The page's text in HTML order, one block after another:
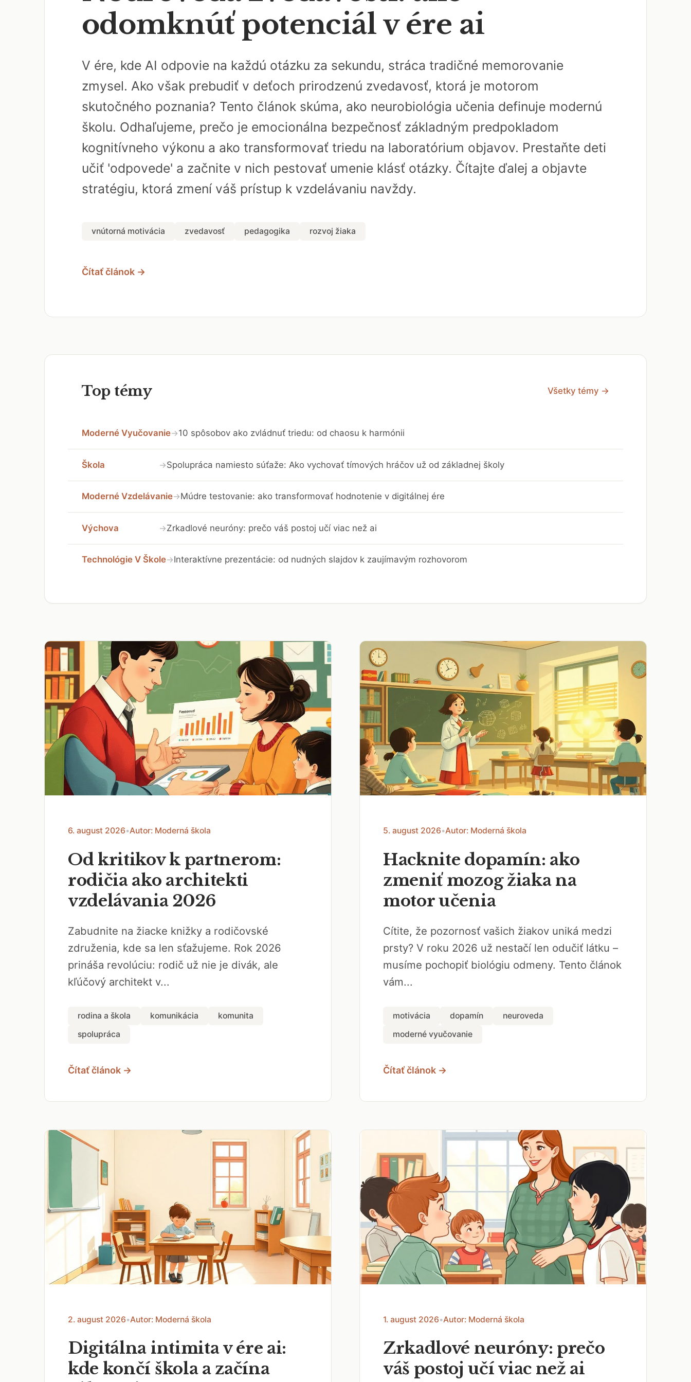
odomknúť potenciál v ére ai
V ére, kde AI odpovie na každú otázku za sekundu, stráca tradičné memorovanie
zmysel. Ako však prebudiť v deťoch prirodzenú zvedavosť, ktorá je motorom
skutočného poznania? Tento článok skúma, ako neurobiológia učenia definuje modernú
školu. Odhaľujeme, prečo je emocionálna bezpečnosť základným predpokladom
kognitívneho výkonu a ako transformovať triedu na laboratórium objavov. Prestaňte deti
učiť 'odpovede' a začnite v nich pestovať umenie klásť otázky. Čítajte ďalej a objavte
stratégiu, ktorá zmení váš prístup k vzdelávaniu navždy.
vnútorná motivácia zvedavosť pedagogika rozvoj žiaka
Čítať článok →
Top témy Všetky témy →
Moderné Vyučovanie→10 spôsobov ako zvládnuť triedu: od chaosu k harmónii
Škola →Spolupráca namiesto súťaže: Ako vychovať tímových hráčov už od základnej školy
Moderné Vzdelávanie→Múdre testovanie: ako transformovať hodnotenie v digitálnej ére
Výchova →Zrkadlové neuróny: prečo váš postoj učí viac než ai
Technológie V Škole→Interaktívne prezentácie: od nudných slajdov k zaujímavým rozhovorom
6. august 2026•Autor: Moderná škola
Od kritikov k partnerom:
rodičia ako architekti
vzdelávania 2026
Zabudnite na žiacke knižky a rodičovské
združenia, kde sa len sťažujeme. Rok 2026
prináša revolúciu: rodič už nie je divák, ale
kľúčový architekt v...
rodina a škola komunikácia
komunita
spolupráca
Čítať článok →
5. august 2026•Autor: Moderná škola
Hacknite dopamín: ako
zmeniť mozog žiaka na
motor učenia
Cítite, že pozornosť vašich žiakov uniká medzi
prsty? V roku 2026 už nestačí len odučiť látku –
musíme pochopiť biológiu odmeny. Tento článok
vám...
motivácia dopamín
neuroveda
moderné vyučovanie
Čítať článok →
2. august 2026•Autor: Moderná škola
Digitálna intimita v ére ai:
kde končí škola a začína
1. august 2026•Autor: Moderná škola
Zrkadlové neuróny: prečo
váš postoj učí viac než ai